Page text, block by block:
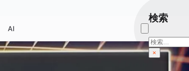
AI
検索
検
索×